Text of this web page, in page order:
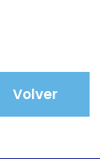
Volver